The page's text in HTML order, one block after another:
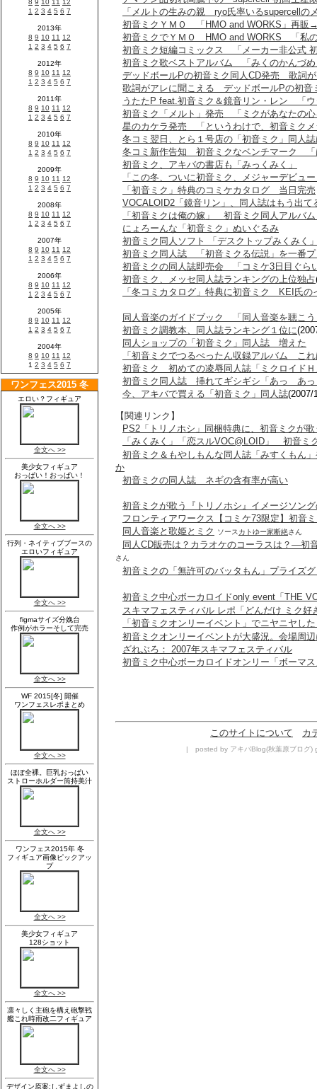
「メルトの生みの親 ryo氏率いるsupercellの
初音ミクＹＭＯ 「HMO and WORKS」再販
初音ミクでＹＭＯ HMO and WORKS 「私
初音ミク短編コミックス 「メーカー非公式
初音ミク歌ベストアルバム 「みくのかんづめ
デッドボールPの初音ミク同人CD発売 歌詞
歌詞がアレに聞こえる デッドボールPの初音
うたたP feat.初音ミク＆鏡音リン・レン 「ウ
初音ミク「メルト」発売 「ミクがあなたの
星のカケラ発売 「というわけで、初音ミク
冬コミ翌日、とら１号店の「初音ミク」同人
冬コミ新作告知 初音ミクなベンチマーク 「
初音ミク、アキバの書店も「みっくみく」
「この冬、ついに初音ミク、メジャーデビュ
「初音ミク」特典のコミケカタログ 当日完売
VOCALOID2「鏡音リン」、同人誌はもう出て
「初音ミクは俺の嫁」 初音ミク同人アルバ
にょろーんな「初音ミク」ぬいぐるみ
初音ミク同人ソフト 「デスクトップみくみく
初音ミク同人誌 「初音ミクる伝説」を一番プ
初音ミクの同人誌即売会 「コミケ3日目ぐら
初音ミク、メッセ同人誌ランキングの上位独占
「冬コミカタログ」特典に初音ミク KEI氏の
同人音楽のガイドブック 「同人音楽を聴こ
初音ミク調教本、同人誌ランキング１位に
同人ショップの「初音ミク」同人誌 増えた
「初音ミクでつるぺったん収録アルバム こ
初音ミク 初めての凌辱同人誌「ミクロイドＨ
初音ミク同人誌 挿れてギシギシ「あっ あ
今、アキバで買える「初音ミク」同人誌(2007/
【関連リンク】
PS2「トリノホシ」同梱特典に、初音ミクが
「みくみく」「恋スルVOC@LOID」 初音ミ
初音ミク＆もやしもんな同人誌「みすくもん
か
初音ミクの同人誌 ネギの含有率が高い
初音ミクが歌う『トリノホシ』イメージソン
フロンティアワークス【コミケ73限定】初音
同人音楽と歌姫とミク
ソース カトゆー家断絶さん
同人CD販売は？カラオケのコーラスは？―初
さん
初音ミクの「無許可のバッタもん」プライズ
初音ミク中心ボーカロイドonly event「THE
スキマフェスティバル レポ「どんだけ ミク
「初音ミクオンリーイベント」でニヤニヤし
初音ミクオンリーイベントが大盛況。会場周
ざれぶろ： 2007年スキマフェスティバル
初音ミク中心ボーカロイドオンリー「ボーマ
このサイトについて カ
| posted by アキバBlog(秋葉原ブログ)